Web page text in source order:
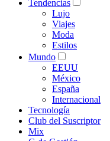
Tendencias
Lujo
Viajes
Moda
Estilos
Mundo
EEUU
México
España
Internacional
Tecnología
Club del Suscriptor
Mix